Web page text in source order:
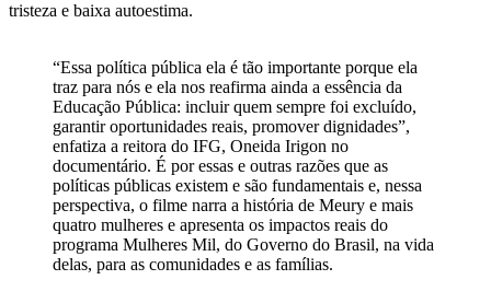
tristeza e baixa autoestima.
“Essa política pública ela é tão importante porque ela
traz para nós e ela nos reafirma ainda a essência da
Educação Pública: incluir quem sempre foi excluído,
garantir oportunidades reais, promover dignidades”,
enfatiza a reitora do IFG, Oneida Irigon no
documentário. É por essas e outras razões que as
políticas públicas existem e são fundamentais e, nessa
perspectiva, o filme narra a história de Meury e mais
quatro mulheres e apresenta os impactos reais do
programa Mulheres Mil, do Governo do Brasil, na vida
delas, para as comunidades e as famílias.